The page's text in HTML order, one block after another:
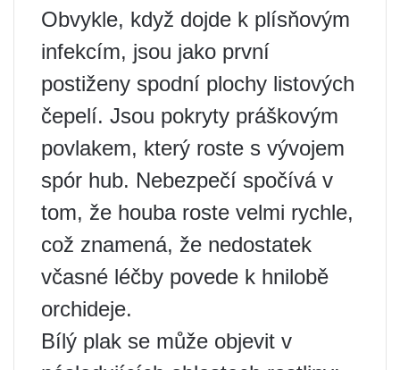
Obvykle, když dojde k plísňovým
infekcím, jsou jako první
postiženy spodní plochy listových
čepelí. Jsou pokryty práškovým
povlakem, který roste s vývojem
spór hub. Nebezpečí spočívá v
tom, že houba roste velmi rychle,
což znamená, že nedostatek
včasné léčby povede k hnilobě
orchideje.
Bílý plak se může objevit v